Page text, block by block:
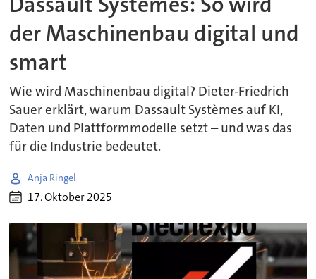
der Maschinenbau digital und
smart
Wie wird Maschinenbau digital? Dieter-Friedrich
Sauer erklärt, warum Dassault Systèmes auf KI,
Daten und Plattformmodelle setzt – und was das
für die Industrie bedeutet.
Anja Ringel
17. Oktober 2025